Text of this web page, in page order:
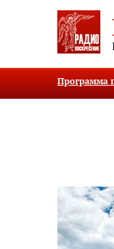
Программа